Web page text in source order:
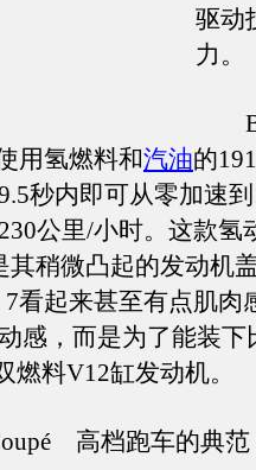
驱动
力。
用氢燃料和汽油的
9.5秒内即可从零加速
公里/小时。这款氢
其稍微凸起的发动机
看起来甚至有点肌肉
感，而是为了能装下
料V12缸发动机。
高档跑车的典范